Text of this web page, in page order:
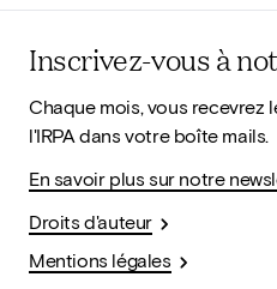
Inscrivez-vous à
Chaque mois, vous recevrez
l'IRPA dans votre boîte mails.
En savoir plus sur notre
Droits d'auteur
Mentions légales